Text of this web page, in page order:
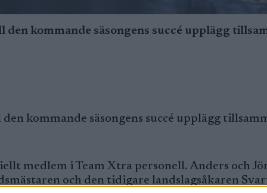
kommande säsongens succé upplägg
kommande säsongens succé upplägg
medlem i Team Xtra personell. Anders och
och den tidigare landslagsåkaren